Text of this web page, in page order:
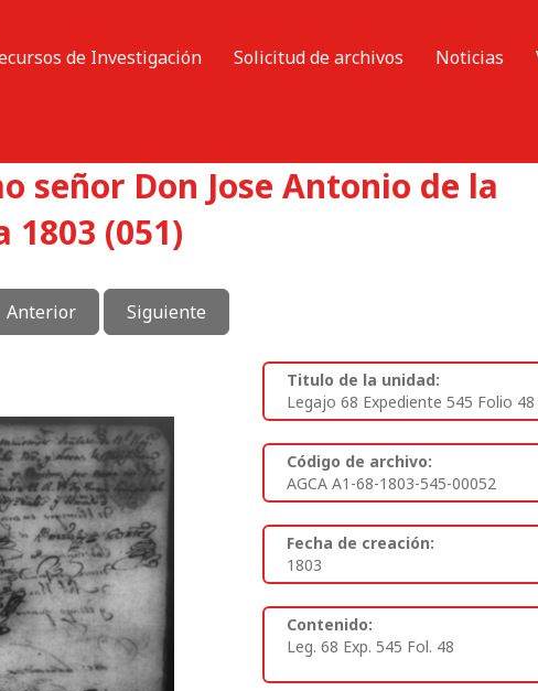
de Investigación Solicitud de archivos Noticias
señor Don Jose Antonio de la
(051)
Anterior Siguiente
Titulo de la unidad:
Legajo 68 Expediente 545 Folio 48
Código de archivo:
AGCA A1-68-1803-545-00052
Fecha de creación:
1803
Contenido:
Leg. 68 Exp. 545 Fol. 48